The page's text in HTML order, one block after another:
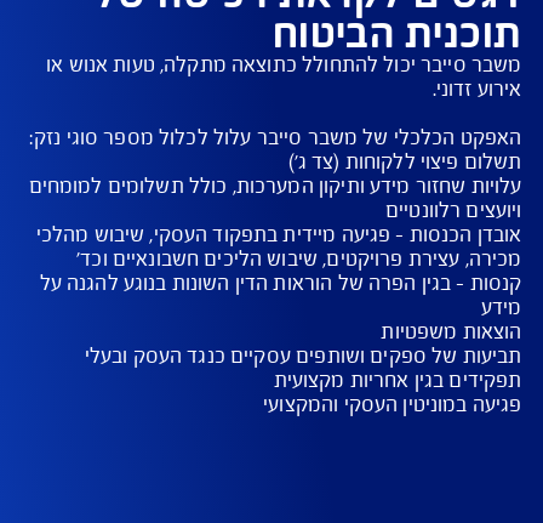
התנאים למבוטח
לבחור את הכיסויים לבניית פוליסה בהתאמה אישית
מאפשרת לקבל סל שירותים מקצועיים, לפי
הלקוח, לטיפול במשבר סייבר ע"י צוותים
עורכי דין ומקצועני יחסי ציבור ותקשורת